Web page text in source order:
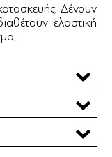
Δένουν
ελαστική